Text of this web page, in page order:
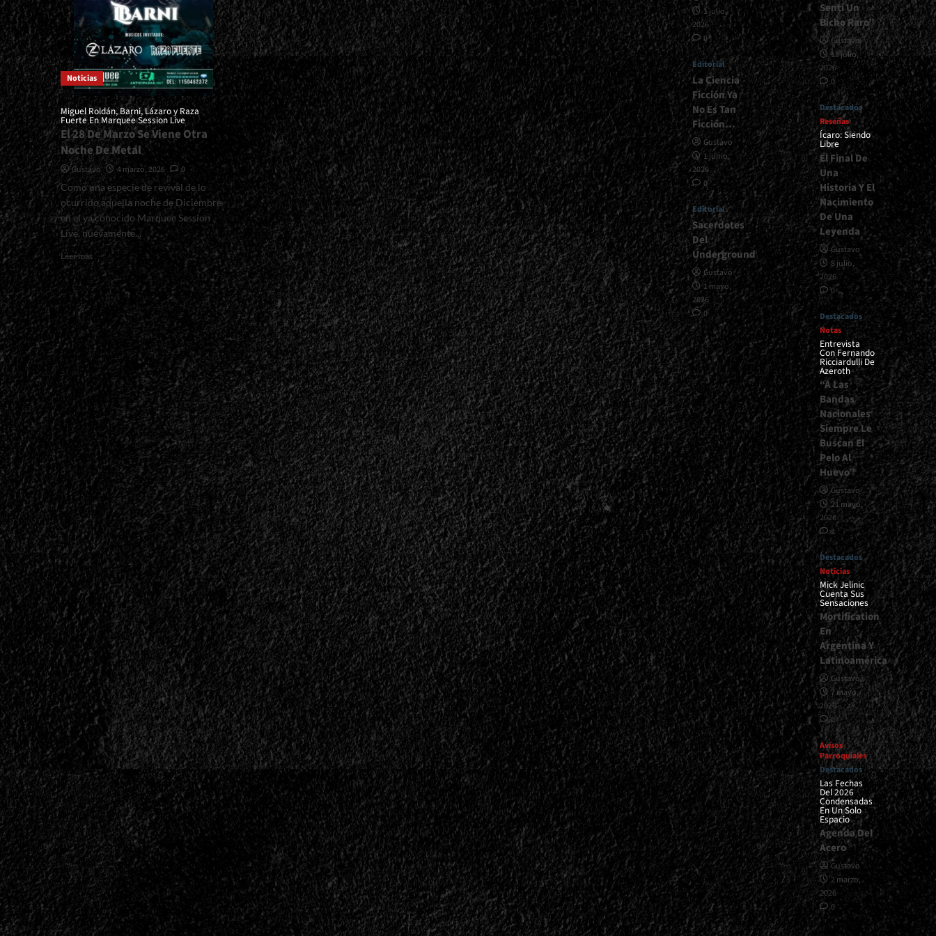
Noticias
Miguel Roldán, Barni, Lázaro y Raza
Fuerte En Marquee Session Live
El 28 De Marzo Se Viene Otra
Noche De Metal
Gustavo 4 marzo, 2026
0
Como una especie de revival de lo
ocurrido aquella noche de Diciembre
en el ya conocido Marquee Session
Live, nuevamente...
Leer más Read
more
about
<small>Miguel
Roldán,
Barni,
Lázaro
y
Raza
Fuerte
En
Marquee
Session
Live<span>
|
</span>
</small>
<div>El
28
De
Marzo
Se
Viene
Otra
Noche
De
Metal</div>
1 julio,
2026
0
Editorial
La Ciencia
Ficción Ya
No Es Tan
Ficción…
Gustavo
1 junio,
2026
0
Editorial
Sacerdotes
Del
Underground
Gustavo
1 mayo,
2026
0
Sentí Un
Bicho Raro”
Gustavo
13 julio,
2026
0
Destacados
Reseñas
Ícaro: Siendo
Libre
El Final De
Una
Historia Y El
Nacimiento
De Una
Leyenda
Gustavo
8 julio,
2026
0
Destacados
Notas
Entrevista
Con Fernando
Ricciardulli De
Azeroth
“A Las
Bandas
Nacionales
Siempre Le
Buscan El
Pelo Al
Huevo”
Gustavo
21 mayo,
2026
2
Destacados
Noticias
Mick Jelinic
Cuenta Sus
Sensaciones
Mortification
En
Argentina Y
Latinoamérica
Gustavo
7 mayo,
2026
0
Avisos
Parroquiales
Destacados
Las Fechas
Del 2026
Condensadas
En Un Solo
Espacio
Agenda Del
Acero
Gustavo
2 marzo,
2026
0